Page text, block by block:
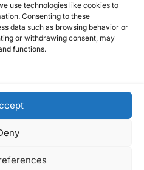
use technologies like cookies to
Consenting to these
data such as browsing behavior or
or withdrawing consent, may
functions.
policy
| Tipsa
| 2025 Alla rättigheter